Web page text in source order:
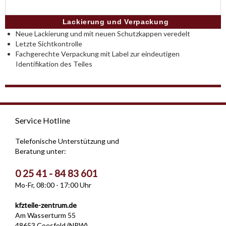
Lackierung und Verpackung
Neue Lackierung und mit neuen Schutzkappen veredelt
Letzte Sichtkontrolle
Fachgerechte Verpackung mit Label zur eindeutigen
Identifikation des Teiles
Service Hotline
Telefonische Unterstützung und
Beratung unter:
0 25 41 - 84 83 601
Mo-Fr, 08:00 - 17:00 Uhr
kfzteile-zentrum.de
Am Wasserturm 55